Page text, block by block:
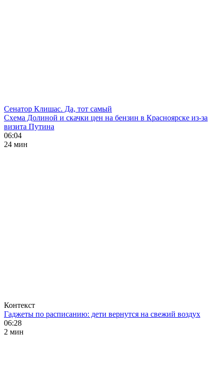
Сенатор Клишас. Да, тот самый
Схема Долиной и скачки цен на бензин в Красноярске из-за
визита Путина
06:04
24 мин
Контекст
Гаджеты по расписанию: дети вернутся на свежий воздух
06:28
2 мин